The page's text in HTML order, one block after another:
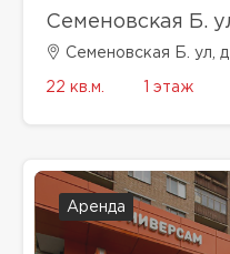
Семеновская Б.
Семеновская Б. ул, д
22 кв.м. 1 этаж
Аренда